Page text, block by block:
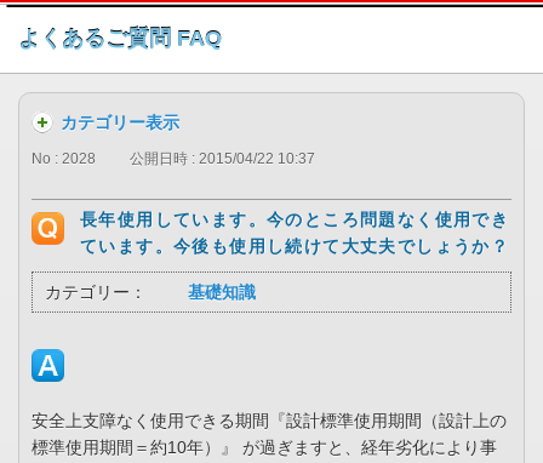
このページの本文へ
よくあるご質問 FAQ
カテゴリー表示
No : 2028 公開日時 : 2015/04/22 10:37
長年使用しています。今のところ問題なく使用でき
ています。今後も使用し続けて大丈夫でしょうか？
カテゴリー： 基礎知識
安全上支障なく使用できる期間『設計標準使用期間（設計上の
標準使用期間＝約10年）』 が過ぎますと、経年劣化により事